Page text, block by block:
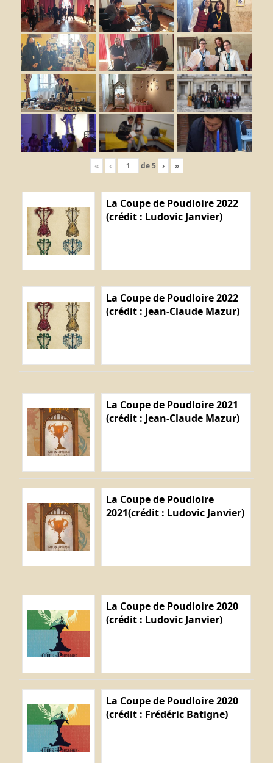
« ‹ de5 › »
La Coupe de Poudloire 2022
(crédit : Ludovic Janvier)
La Coupe de Poudloire 2022
(crédit : Jean-Claude Mazur)
La Coupe de Poudloire 2021
(crédit : Jean-Claude Mazur)
La Coupe de Poudloire
2021(crédit : Ludovic Janvier)
La Coupe de Poudloire 2020
(crédit : Ludovic Janvier)
La Coupe de Poudloire 2020
(crédit : Frédéric Batigne)